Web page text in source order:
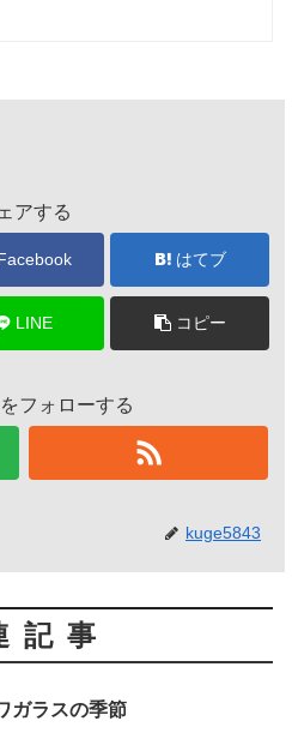
アする
はてブ
LINE コピー
フォローする
kuge5843
記事
ガラスの季節